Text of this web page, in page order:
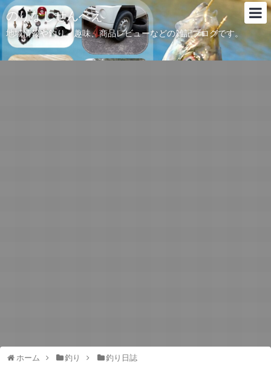
のりなしせんべえ
地域情報や釣り、趣味、商品レビューなどの雑記ブログです。
ホーム 釣り 釣り日誌